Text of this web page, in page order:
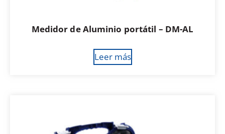
Medidor de Aluminio portátil – DM-AL
Leer más